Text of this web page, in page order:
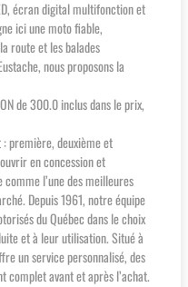
écran digital multifonction et
ici une moto fiable,
route et les balades
nous proposons la
de 300.0 inclus dans le prix,
première, deuxième et
en concession et
l’une des meilleures
Depuis 1961, notre équipe
du Québec dans le choix
et à leur utilisation. Situé à
un service personnalisé, des
complet avant et après l’achat.